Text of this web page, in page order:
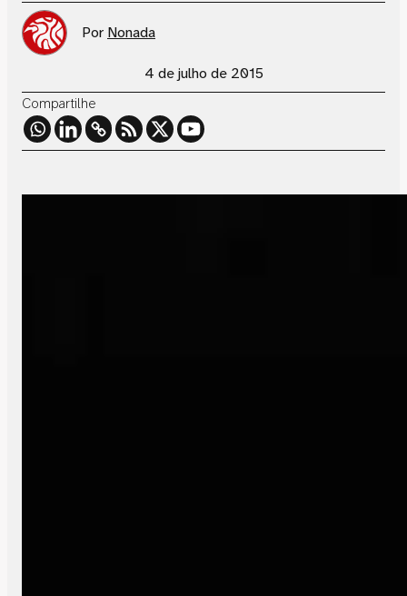
Por Nonada
4 de julho de 2015
Compartilhe